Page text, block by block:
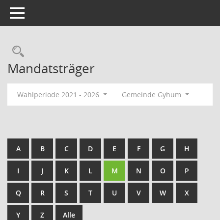
Toggle navigation
Rechercheauswahl
Mandatsträger
Wahlperiode 2021 - 2026 Gemeinde Gyhum
A B C D E F G H
I J K L M N O P
Q R S T U V W X
Y Z Alle